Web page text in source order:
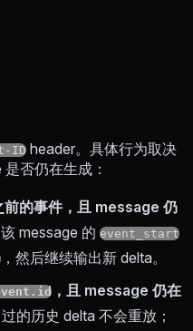
ID header。具体行为取决
否仍在生成：
前的事件，且 message 仍
message 的 event_start
，然后继续输出新 delta。
，且 message 仍在
的历史 delta 不会重放；